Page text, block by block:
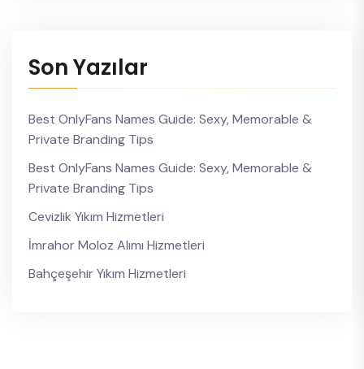
Son Yazılar
Best OnlyFans Names Guide: Sexy, Memorable &
Private Branding Tips
Best OnlyFans Names Guide: Sexy, Memorable &
Private Branding Tips
Cevizlik Yıkım Hizmetleri
İmrahor Moloz Alımı Hizmetleri
Bahçeşehir Yıkım Hizmetleri